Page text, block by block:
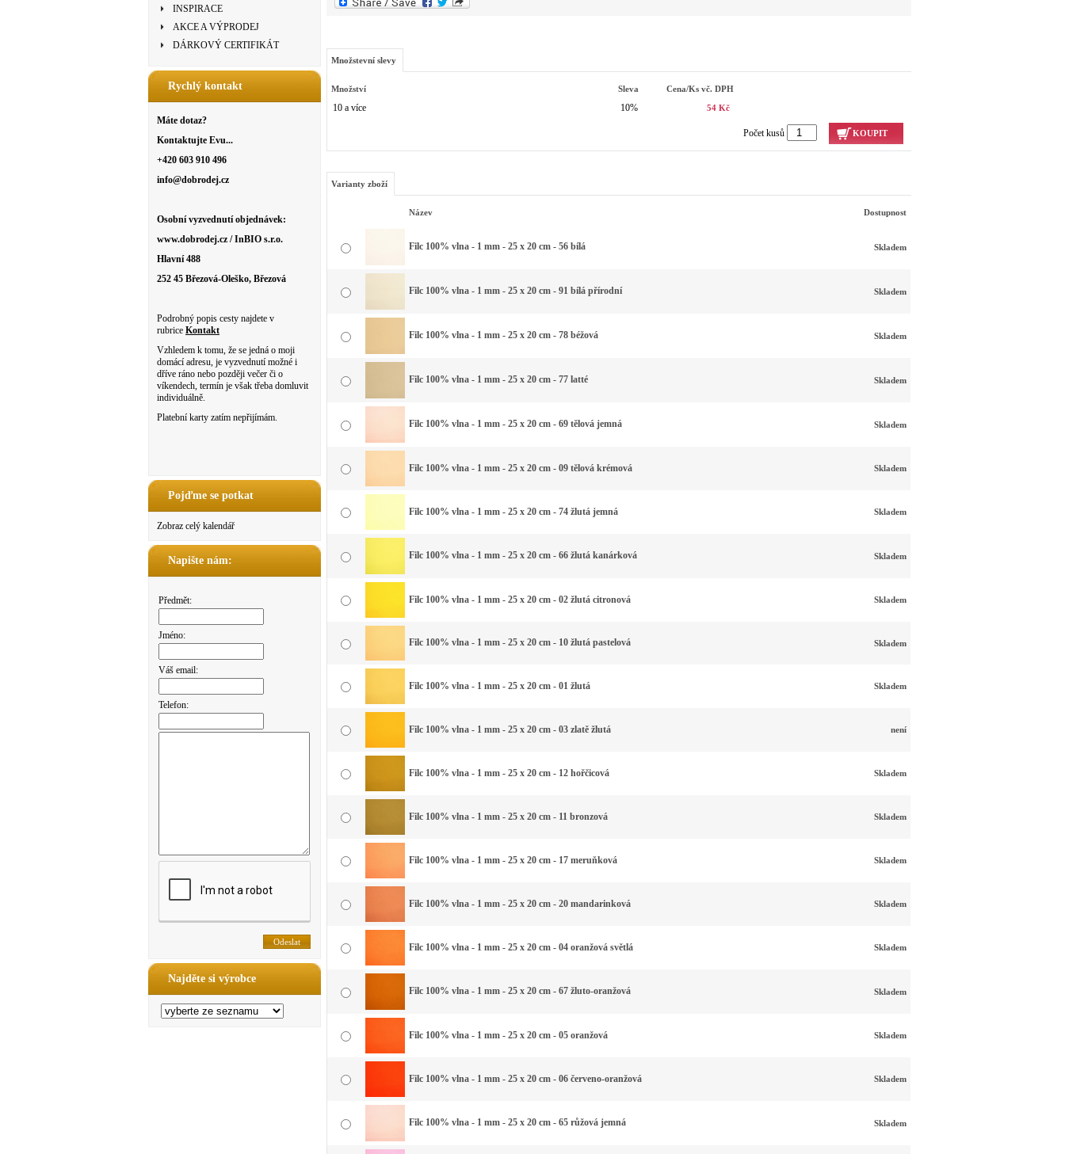
INSPIRACE
AKCE A VÝPRODEJ
DÁRKOVÝ CERTIFIKÁT
Rychlý kontakt
Máte dotaz?
Kontaktujte Evu...
+420 603 910 496
info@dobrodej.cz
Osobní vyzvednutí objednávek:
www.dobrodej.cz / InBIO s.r.o.
Hlavní 488
252 45 Březová-Oleško, Březová
Podrobný popis cesty najdete v
rubrice Kontakt
Vzhledem k tomu, že se jedná o moji
domácí adresu, je vyzvednutí možné i
dříve ráno nebo později večer či o
víkendech, termín je však třeba domluvit
individuálně.
Platební karty zatím nepřijímám.
Pojďme se potkat
Zobraz celý kalendář
Napište nám:
Předmět:
Jméno:
Váš email:
Telefon:
Najděte si výrobce
Množstevní slevy
Množství Sleva Cena/ks vč. DPH
10 a více 10% 54 Kč
Počet kusů KOUPIT
Varianty zboží
Název Dostupnost
Filc 100% vlna - 1 mm - 25 x 20 cm - 56 bílá Skladem
Filc 100% vlna - 1 mm - 25 x 20 cm - 91 bílá přírodní Skladem
Filc 100% vlna - 1 mm - 25 x 20 cm - 78 béžová Skladem
Filc 100% vlna - 1 mm - 25 x 20 cm - 77 latté Skladem
Filc 100% vlna - 1 mm - 25 x 20 cm - 69 tělová jemná Skladem
Filc 100% vlna - 1 mm - 25 x 20 cm - 09 tělová krémová Skladem
Filc 100% vlna - 1 mm - 25 x 20 cm - 74 žlutá jemná Skladem
Filc 100% vlna - 1 mm - 25 x 20 cm - 66 žlutá kanárková Skladem
Filc 100% vlna - 1 mm - 25 x 20 cm - 02 žlutá citronová Skladem
Filc 100% vlna - 1 mm - 25 x 20 cm - 10 žlutá pastelová Skladem
Filc 100% vlna - 1 mm - 25 x 20 cm - 01 žlutá Skladem
Filc 100% vlna - 1 mm - 25 x 20 cm - 03 zlatě žlutá není
Filc 100% vlna - 1 mm - 25 x 20 cm - 12 hořčicová Skladem
Filc 100% vlna - 1 mm - 25 x 20 cm - 11 bronzová Skladem
Filc 100% vlna - 1 mm - 25 x 20 cm - 17 meruňková Skladem
Filc 100% vlna - 1 mm - 25 x 20 cm - 20 mandarinková Skladem
Filc 100% vlna - 1 mm - 25 x 20 cm - 04 oranžová světlá Skladem
Filc 100% vlna - 1 mm - 25 x 20 cm - 67 žluto-oranžová Skladem
Filc 100% vlna - 1 mm - 25 x 20 cm - 05 oranžová Skladem
Filc 100% vlna - 1 mm - 25 x 20 cm - 06 červeno-oranžová Skladem
Filc 100% vlna - 1 mm - 25 x 20 cm - 65 růžová jemná Skladem